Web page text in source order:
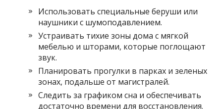
Использовать специальные беруши или
наушники с шумоподавлением.
Устраивать тихие зоны дома с мягкой
мебелью и шторами, которые поглощают
звук.
Планировать прогулки в парках и зеленых
зонах, подальше от магистралей.
Следить за графиком сна и обеспечивать
достаточно времени для восстановления.